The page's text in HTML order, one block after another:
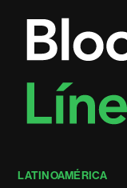
LATINOAMÉRICA